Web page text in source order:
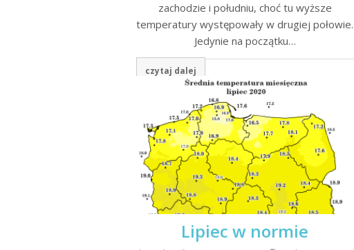
zachodzie i południu, choć tu wyższe
temperatury występowały w drugiej połowie.
Jedynie na początku…
czytaj dalej
Lipiec w normie